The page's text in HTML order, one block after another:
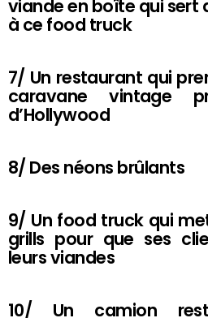
viande en boîte qui sert
à ce food truck
7/ Un restaurant qui
caravane vintage
d’Hollywood
8/ Des néons brûlants
9/ Un food truck qui
grills pour que ses
leurs viandes
10/ Un camion